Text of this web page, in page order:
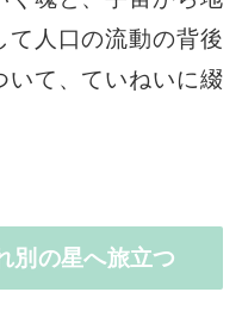
て人口の流動の背後
いて、ていねいに綴
別の星へ旅立つ